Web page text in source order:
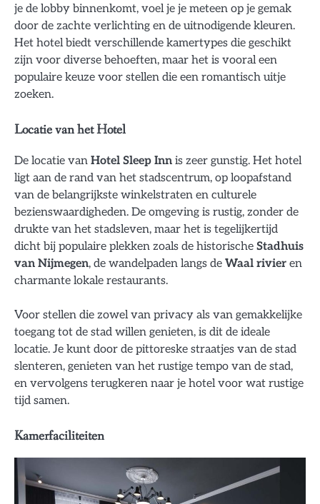
je de lobby binnenkomt, voel je je meteen op je gemak
door de zachte verlichting en de uitnodigende kleuren.
Het hotel biedt verschillende kamertypes die geschikt
zijn voor diverse behoeften, maar het is vooral een
populaire keuze voor stellen die een romantisch uitje
zoeken.
Locatie van het Hotel
De locatie van Hotel Sleep Inn is zeer gunstig. Het hotel
ligt aan de rand van het stadscentrum, op loopafstand
van de belangrijkste winkelstraten en culturele
bezienswaardigheden. De omgeving is rustig, zonder de
drukte van het stadsleven, maar het is tegelijkertijd
dicht bij populaire plekken zoals de historische Stadhuis
van Nijmegen, de wandelpaden langs de Waal rivier en
charmante lokale restaurants.
Voor stellen die zowel van privacy als van gemakkelijke
toegang tot de stad willen genieten, is dit de ideale
locatie. Je kunt door de pittoreske straatjes van de stad
slenteren, genieten van het rustige tempo van de stad,
en vervolgens terugkeren naar je hotel voor wat rustige
tijd samen.
Kamerfaciliteiten